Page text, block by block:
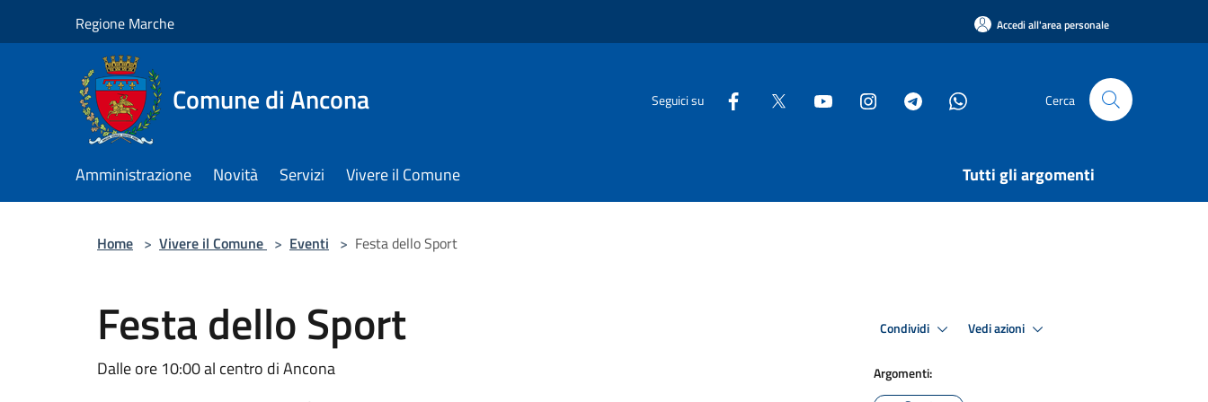
Regione Marche Accedi all'area personale
Comune di Ancona Seguici su Cerca
Amministrazione Novità Servizi Vivere il Comune Tutti gli argomenti
Home > Vivere il Comune > Eventi > Festa dello Sport
Festa dello Sport
Dalle ore 10:00 al centro di Ancona
Condividi Vedi azioni
Argomenti: